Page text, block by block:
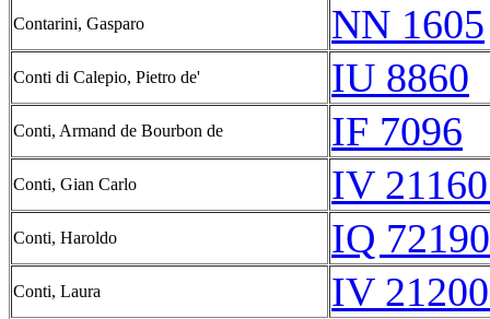
Contarini, Gasparo NN 1605
Conti di Calepio, Pietro de' IU 8860
Conti, Armand de Bourbon de IF 7096
Conti, Gian Carlo IV
Conti, Haroldo IQ
Conti, Laura IV